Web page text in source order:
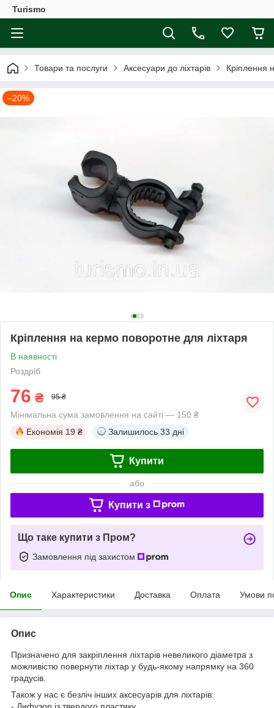
Turismo
Товари та послуги Аксесуари до ліхтарів Кріплення
–20%
Кріплення на кермо поворотне для ліхтаря
В наявності
Роздріб
76 ₴ 95 ₴
Мінімальна сума замовлення на сайті — 150 ₴
Економія 19 ₴ Залишилось 33 дні
Купити
або
Купити з
Що таке купити з Пром?
Замовлення під захистом
Опис Характеристики Доставка Оплата Умови
Опис
Призначено для закріплення ліхтарів невеликого діаметра з
можливістю повернути ліхтар у будь-якому напрямку на 360
градусів.
Також у нас є безліч інших аксесуарів для ліхтарів:
- Дифузор із твердого пластику